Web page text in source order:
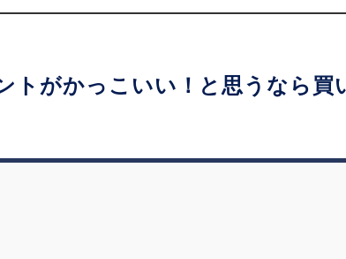
トがかっこいい！と思うなら買